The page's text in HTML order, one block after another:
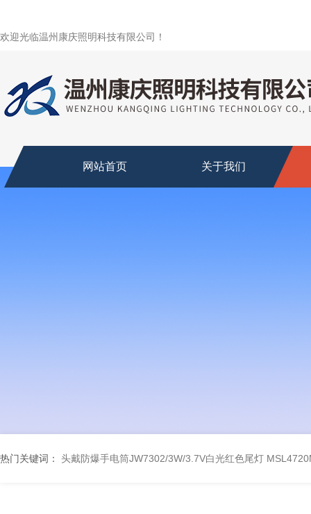
欢迎光临温州康庆照明科技有限公司！
网站首页 关于我们
热门关键词： 头戴防爆手电筒JW7302/3W/3.7V白光红色尾灯